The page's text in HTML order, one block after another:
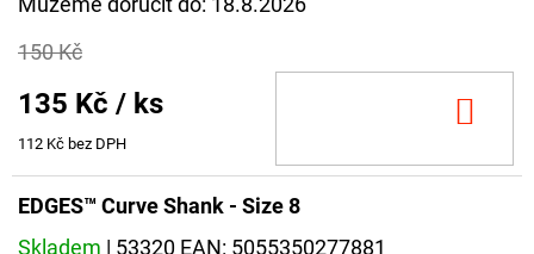
150 Kč
135 Kč / ks
112 Kč bez DPH
EDGES™ Curve Shank - Size 8
Skladem | 53320 EAN: 5055350277881